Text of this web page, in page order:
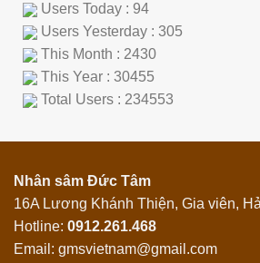
Users Today : 94
Users Yesterday : 305
This Month : 2430
This Year : 30455
Total Users : 234553
Nhân sâm Đức Tâm
16A Lương Khánh Thiện, Gia viên,
Hotline: 0912.261.468
Email: gmsvietnam@gmail.com